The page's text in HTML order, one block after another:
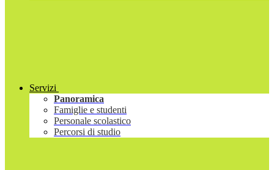
Servizi
Panoramica
Famiglie e studenti
Personale scolastico
Percorsi di studio